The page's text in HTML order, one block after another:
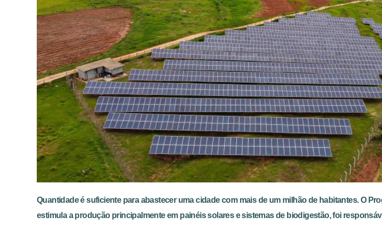
Quantidade é suficiente para abastecer uma cidade com mais de um milhão de habitantes. O
estimula a produção principalmente em painéis solares e sistemas de biodigestão, foi